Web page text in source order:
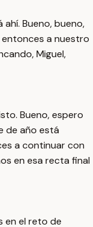
Bueno, bueno,
a nuestro
Miguel,
Bueno, espero
de año está
a continuar con
en esa recta final
en el reto de